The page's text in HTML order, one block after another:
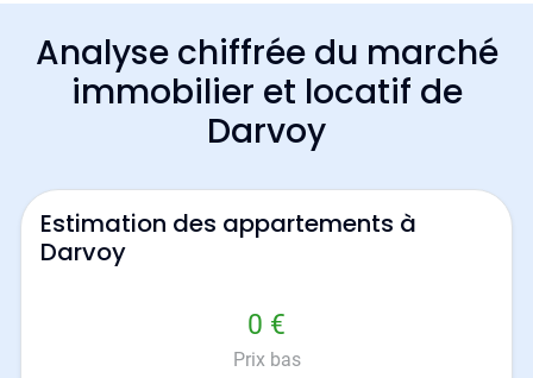
Analyse chiffrée du marché
immobilier et locatif de
Darvoy
Estimation des appartements à
Darvoy
0 €
Prix bas